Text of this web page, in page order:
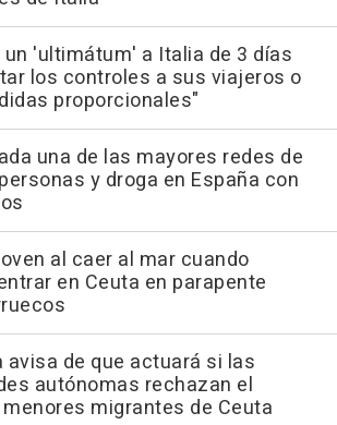
un 'ultimátum' a Italia de 3 días
los controles a sus viajeros o
proporcionales"
una de las mayores redes de
y droga en España con
al caer al mar cuando
en Ceuta en parapente
avisa de que actuará si las
autónomas rechazan el
migrantes de Ceuta